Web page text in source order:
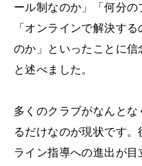
ール制なのか」「何分の
「オンラインで解決す
のか」といったことに
と述べました。
多くのクラブがなんと
るだけなのが現状です
ライン指導への進出が